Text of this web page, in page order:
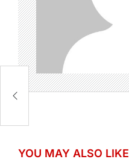
YOU MAY ALSO LIKE